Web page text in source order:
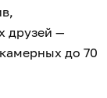
друзей —
до 70